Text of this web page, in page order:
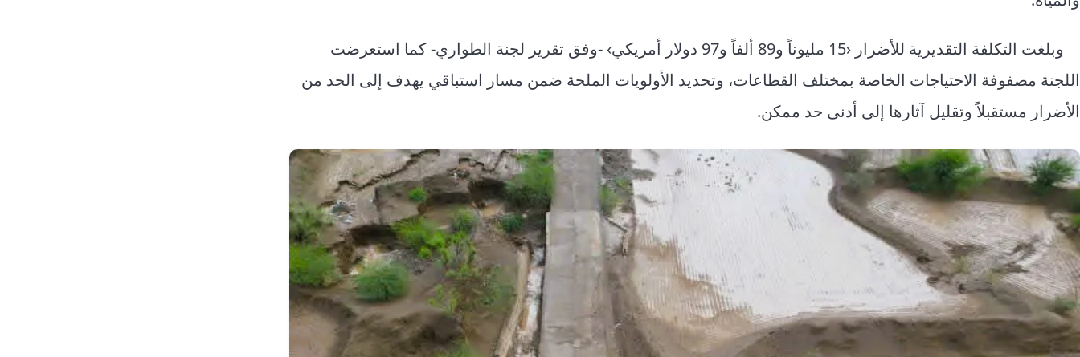
وبلغت التكلفة التقديرية للأضرار ‹15 مليوناً و89 ألفاً و97 دولار أمريكي› -وفق تقرير لجنة الطواري- كما استعرضت
اللجنة مصفوفة الاحتياجات الخاصة بمختلف القطاعات، وتحديد الأولويات الملحة ضمن مسار استباقي يهدف إلى الحد من
الأضرار مستقبلاً وتقليل آثارها إلى أدنى حد ممكن.